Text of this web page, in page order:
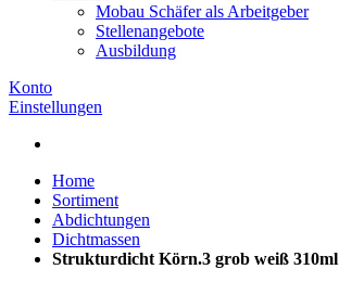
Mobau Schäfer als Arbeitgeber
Stellenangebote
Ausbildung
Konto
Einstellungen
Home
Sortiment
Abdichtungen
Dichtmassen
Strukturdicht Körn.3 grob weiß 310ml